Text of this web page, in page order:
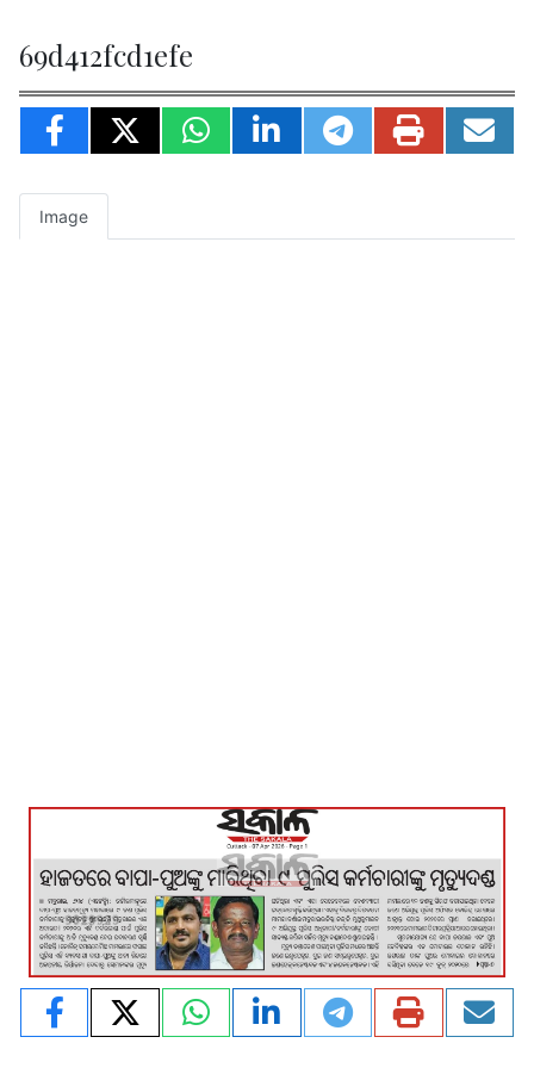
69d412fcd1efe
Image